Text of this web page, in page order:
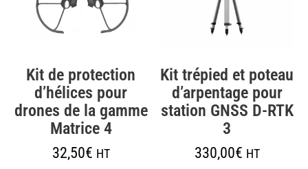
Kit de protection
d’hélices pour
drones de la gamme
Matrice 4
32,50€ HT
Kit trépied et poteau
d’arpentage pour
station GNSS D-RTK
3
330,00€ HT